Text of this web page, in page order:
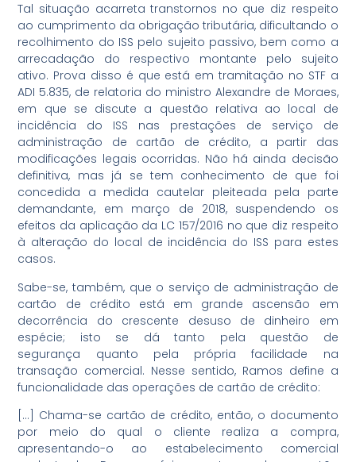
Tal situação acarreta transtornos no que diz respeito
ao cumprimento da obrigação tributária, dificultando o
recolhimento do ISS pelo sujeito passivo, bem como a
arrecadação do respectivo montante pelo sujeito
ativo. Prova disso é que está em tramitação no STF a
ADI 5.835, de relatoria do ministro Alexandre de Moraes,
em que se discute a questão relativa ao local de
incidência do ISS nas prestações de serviço de
administração de cartão de crédito, a partir das
modificações legais ocorridas. Não há ainda decisão
definitiva, mas já se tem conhecimento de que foi
concedida a medida cautelar pleiteada pela parte
demandante, em março de 2018, suspendendo os
efeitos da aplicação da LC 157/2016 no que diz respeito
à alteração do local de incidência do ISS para estes
casos.
Sabe-se, também, que o serviço de administração de
cartão de crédito está em grande ascensão em
decorrência do crescente desuso de dinheiro em
espécie; isto se dá tanto pela questão de
segurança quanto pela própria facilidade na
transação comercial. Nesse sentido, Ramos define a
funcionalidade das operações de cartão de crédito:
[…] Chama-se cartão de crédito, então, o documento
por meio do qual o cliente realiza a compra,
apresentando-o ao estabelecimento comercial